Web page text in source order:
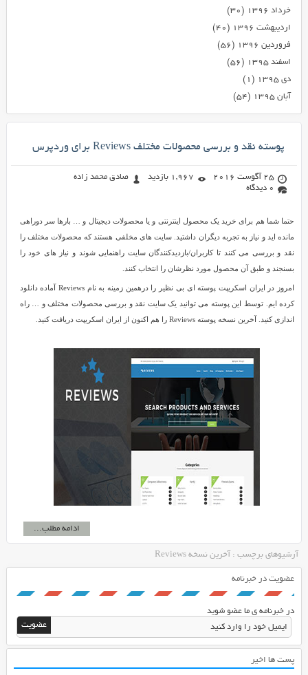
خرداد ۱۳۹۶
(۳۰)
اردیبهشت ۱۳۹۶
(۴۰)
فروردین ۱۳۹۶
(۵۶)
اسفند ۱۳۹۵
(۵۶)
دی ۱۳۹۵
(۱)
آبان ۱۳۹۵
(۵۴)
پوسته نقد و بررسی محصولات مختلف Reviews برای وردپرس
25 آگوست 2016 1,967 بازدید
صادق محمد زاده
0 دیدگاه
حتما شما هم برای خرید یک محصول اینترنتی و یا محصولات دیجیتال و … بارها سر دوراهی
مانده اید و نیاز به تجربه دیگران داشتید. سایت های مخلفی هستند که محصولات مختلف را
نقد و بررسی می کنند تا کاربران/بازدیدکنندگان سایت راهنمایی شوند و نیاز های خود را
بسنجند و طبق آن محصول مورد نظرشان را انتخاب کنند.
امروز در ایران اسکریپت پوسته ای بی نظیر را درهمین زمینه به نام Reviews آماده دانلود
کرده ایم. توسط این پوسته می توانید یک سایت نقد و بررسی محصولات مختلف و … راه
اندازی کنید. آخرین نسخه پوسته Reviews را هم اکنون از ایران اسکریپت دریافت کنید.
ادامه مطلب...
آرشیوهای برچسب : آخرین نسخه Reviews
عضویت در خبرنامه
در خبرنامه ی ما عضو شوید
پست ها اخیر